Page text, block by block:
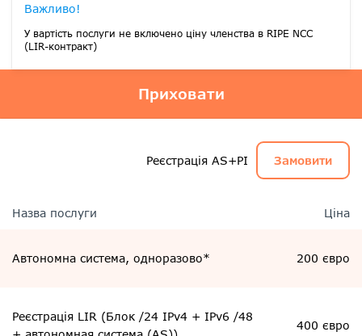
Важливо!
У вартість послуги не включено ціну членства в RIPE NCC
(LIR-контракт)
Приховати
Реєстрація AS+PI Замовити
Назва послуги Ціна
Автономна система, одноразово* 200 євро
Реєстрація LIR (Блок /24 IPv4 + IPv6 /48
400 євро